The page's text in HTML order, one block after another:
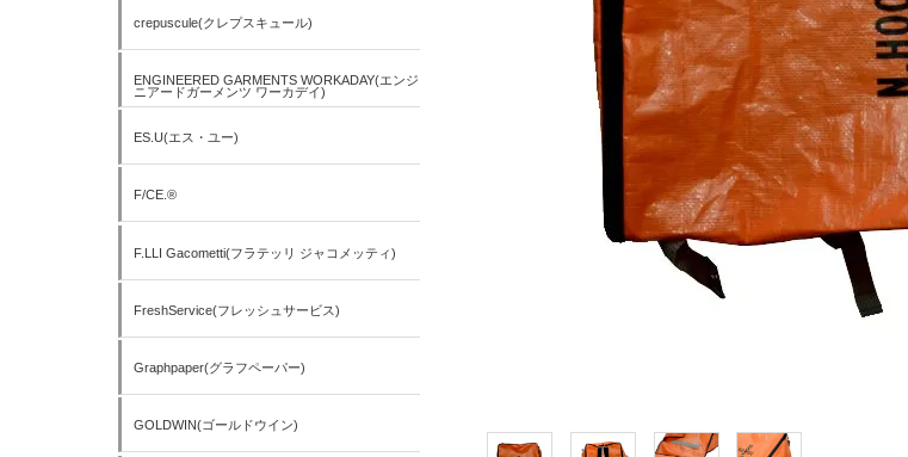
crepuscule(クレプスキュール)
ENGINEERED GARMENTS WORKADAY(エンジ
ニアードガーメンツ ワーカデイ)
ES.U(エス・ユー)
F/CE.®
F.LLI Gacometti(フラテッリ ジャコメッティ)
FreshService(フレッシュサービス)
Graphpaper(グラフペーパー)
GOLDWIN(ゴールドウイン)